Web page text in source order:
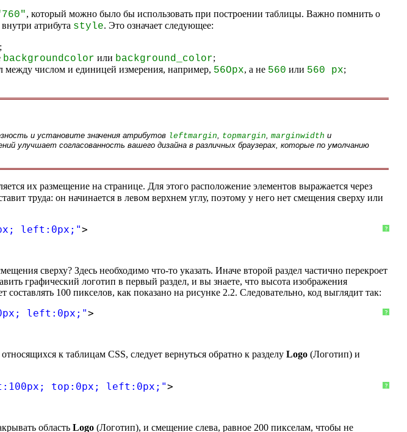
, который можно было бы использовать при построении таблицы. Важно помнить о
атрибута style. Это означает следующее:
backgroundcolor или background_color;
между числом и единицей измерения, например, 56Орх, а не 560 или 560 рх;
и установите значения атрибутов leftmargin topmargin marginwidth и
улучшает согласованность вашего дизайна в различных браузерах, которые по умолчанию
их размещение на странице. Для этого расположение элементов выражается через
труда: он начинается в левом верхнем углу, поэтому у него нет смещения сверху или
?
left:0px;">
сверху? Здесь необходимо что-то указать. Иначе второй раздел частично перекроет
графический логотип в первый раздел, и вы знаете, что высота изображения
100 пикселов, как показано на рисунке 2.2. Следовательно, код выглядит так:
?
left:0px;">
к таблицам CSS, следует вернуться обратно к разделу Logo (Логотип) и
?
top:0px; left:0px;">
область Logo (Логотип), и смещение слева, равное 200 пикселам, чтобы не